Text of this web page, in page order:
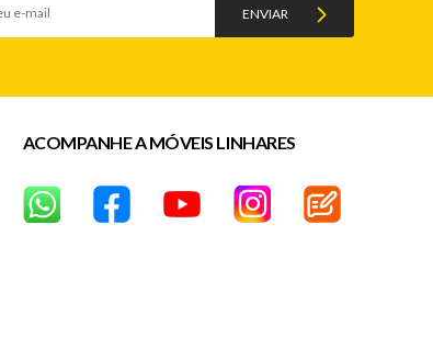
ENVIAR
ACOMPANHE A MÓVEIS LINHARES